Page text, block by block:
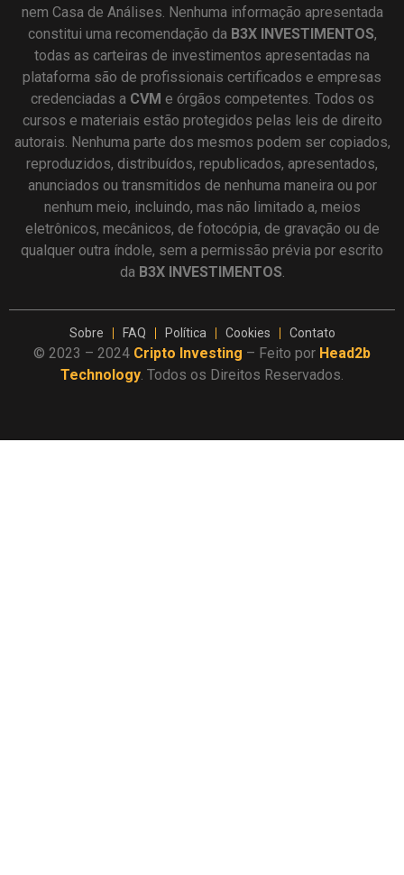
nem Casa de Análises. Nenhuma informação apresentada
constitui uma recomendação da B3X INVESTIMENTOS,
todas as carteiras de investimentos apresentadas na
plataforma são de profissionais certificados e empresas
credenciadas a CVM e órgãos competentes. Todos os
cursos e materiais estão protegidos pelas leis de direito
autorais. Nenhuma parte dos mesmos podem ser copiados,
reproduzidos, distribuídos, republicados, apresentados,
anunciados ou transmitidos de nenhuma maneira ou por
nenhum meio, incluindo, mas não limitado a, meios
eletrônicos, mecânicos, de fotocópia, de gravação ou de
qualquer outra índole, sem a permissão prévia por escrito
da B3X INVESTIMENTOS
Sobre FAQ Política Cookies Contato
© 2023 – 2024 Cripto Investing – Feito por Head2b
Technology. Todos os Direitos Reservados.